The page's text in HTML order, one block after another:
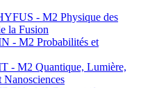
- M2 Physique des
la Fusion
- M2 Probabilités et
- M2 Quantique, Lumière,
Nanosciences